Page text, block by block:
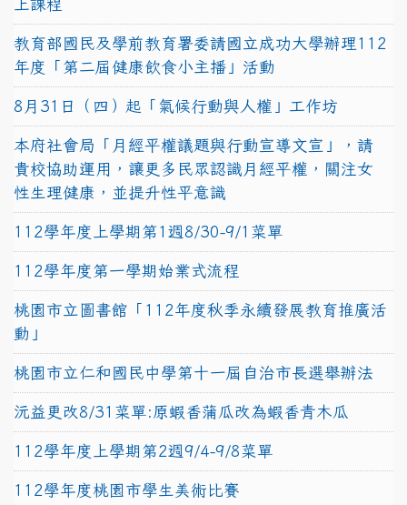
上課程
教育部國民及學前教育署委請國立成功大學辦理112
年度「第二屆健康飲食小主播」活動
8月31日（四）起「氣候行動與人權」工作坊
本府社會局「月經平權議題與行動宣導文宣」，請
貴校協助運用，讓更多民眾認識月經平權，關注女
性生理健康，並提升性平意識
112學年度上學期第1週8/30-9/1菜單
112學年度第一學期始業式流程
桃園市立圖書館「112年度秋季永續發展教育推廣活
動」
桃園市立仁和國民中學第十一屆自治市長選舉辦法
沅益更改8/31菜單:原蝦香蒲瓜改為蝦香青木瓜
112學年度上學期第2週9/4-9/8菜單
112學年度桃園市學生美術比賽